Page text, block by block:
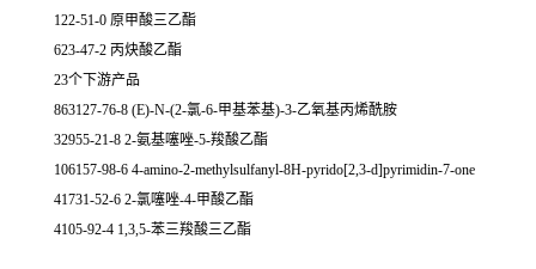
122-51-0 原甲酸三乙酯
623-47-2 丙炔酸乙酯
23个下游产品
863127-76-8 (E)-N-(2-氯-6-甲基苯基)-3-乙氧基丙烯酰胺
32955-21-8 2-氨基噻唑-5-羧酸乙酯
106157-98-6 4-amino-2-methylsulfanyl-8H-pyrido[2,3-d]pyrimidin-7-one
41731-52-6 2-氯噻唑-4-甲酸乙酯
4105-92-4 1,3,5-苯三羧酸三乙酯